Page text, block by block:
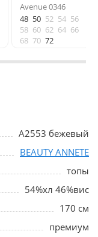
Avenue 0346
48 50 52 54 56
58 60 62 64 66
68 70 72
A2553 бежевый
BEAUTY ANNETE
топы
54%хл 46%вис
170 см
премиум